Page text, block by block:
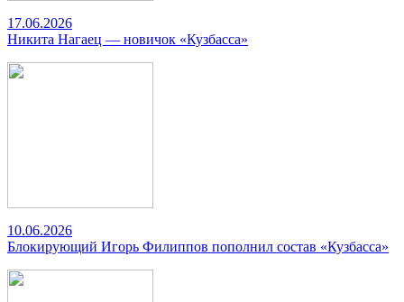
17.06.2026
Никита Нагаец — новичок «Кузбасса»
10.06.2026
Блокирующий Игорь Филиппов пополнил состав «Кузбасса»